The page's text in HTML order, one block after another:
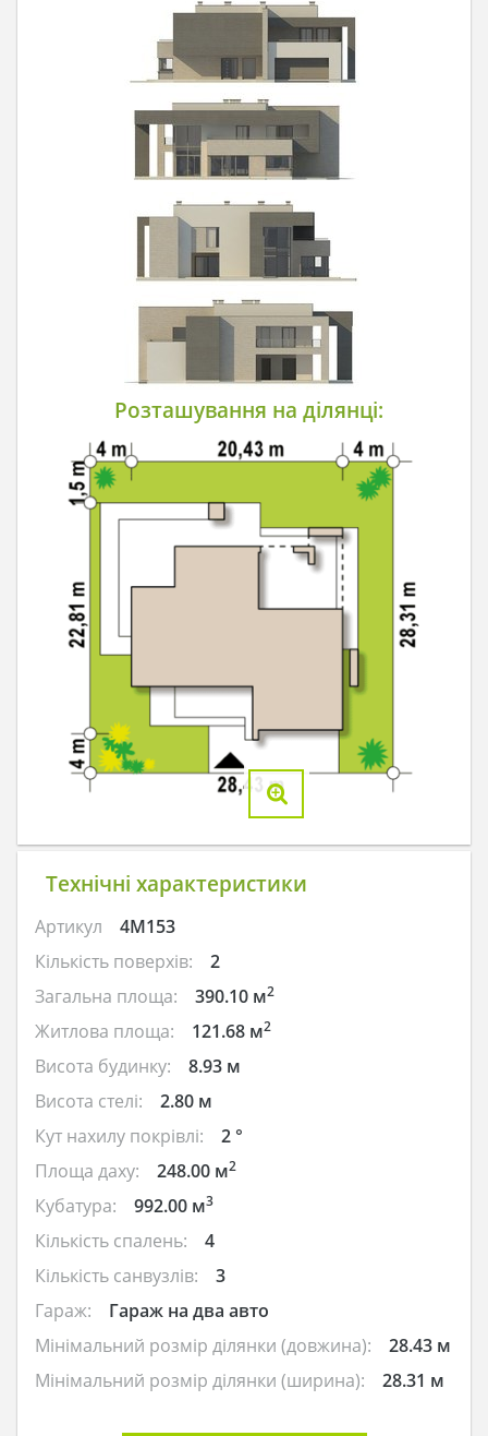
Розташування на ділянці:
Технічні характеристики
Артикул
4M153
Кількість поверхів:
2
Загальна площа:
390.10 м2
Житлова площа: 121.68 м2
Висота будинку:
8.93 м
Висота стелі:
2.80 м
Кут нахилу покрівлі:
2 °
Площа даху:
248.00 м2
Кубатура: 992.00 м3
Кількість спалень:
4
Кількість санвузлів:
3
Гараж:
Гараж на два авто
Мінімальний розмір ділянки (довжина):
28.43 м
Мінімальний розмір ділянки (ширина):
28.31 м